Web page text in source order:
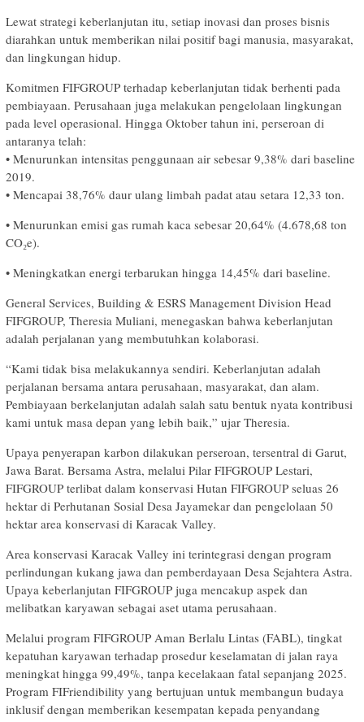
Lewat strategi keberlanjutan itu, setiap inovasi dan proses bisnis
diarahkan untuk memberikan nilai positif bagi manusia, masyarakat,
dan lingkungan hidup.
Komitmen FIFGROUP terhadap keberlanjutan tidak berhenti pada
pembiayaan. Perusahaan juga melakukan pengelolaan lingkungan
pada level operasional. Hingga Oktober tahun ini, perseroan di
antaranya telah:
• Menurunkan intensitas penggunaan air sebesar 9,38% dari baseline
2019.
• Mencapai 38,76% daur ulang limbah padat atau setara 12,33 ton.
• Menurunkan emisi gas rumah kaca sebesar 20,64% (4.678,68 ton
CO₂e).
• Meningkatkan energi terbarukan hingga 14,45% dari baseline.
General Services, Building & ESRS Management Division Head
FIFGROUP, Theresia Muliani, menegaskan bahwa keberlanjutan
adalah perjalanan yang membutuhkan kolaborasi.
“Kami tidak bisa melakukannya sendiri. Keberlanjutan adalah
perjalanan bersama antara perusahaan, masyarakat, dan alam.
Pembiayaan berkelanjutan adalah salah satu bentuk nyata kontribusi
kami untuk masa depan yang lebih baik,” ujar Theresia.
Upaya penyerapan karbon dilakukan perseroan, tersentral di Garut,
Jawa Barat. Bersama Astra, melalui Pilar FIFGROUP Lestari,
FIFGROUP terlibat dalam konservasi Hutan FIFGROUP seluas 26
hektar di Perhutanan Sosial Desa Jayamekar dan pengelolaan 50
hektar area konservasi di Karacak Valley.
Area konservasi Karacak Valley ini terintegrasi dengan program
perlindungan kukang jawa dan pemberdayaan Desa Sejahtera Astra.
Upaya keberlanjutan FIFGROUP juga mencakup aspek dan
melibatkan karyawan sebagai aset utama perusahaan.
Melalui program FIFGROUP Aman Berlalu Lintas (FABL), tingkat
kepatuhan karyawan terhadap prosedur keselamatan di jalan raya
meningkat hingga 99,49%, tanpa kecelakaan fatal sepanjang 2025.
Program FIFriendibility yang bertujuan untuk membangun budaya
inklusif dengan memberikan kesempatan kepada penyandang